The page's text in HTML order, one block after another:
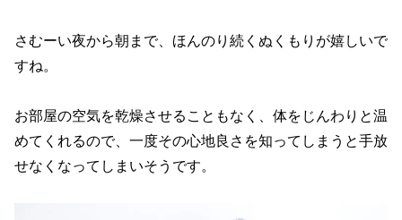
さむーい夜から朝まで、ほんのり続くぬくもりが嬉しいで
すね。
お部屋の空気を乾燥させることもなく、体をじんわりと温
めてくれるので、一度その心地良さを知ってしまうと手放
せなくなってしまいそうです。